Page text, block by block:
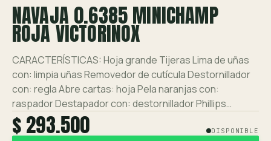
NAVAJA 0.6385 MINICHAMP
ROJA VICTORINOX
CARACTERÍSTICAS: Hoja grande Tijeras Lima de uñas
con: limpia uñas Removedor de cutícula Destornillador
con: regla Abre cartas: hoja Pela naranjas con:
raspador Destapador con: destornillador Phillips…
$ 293.500 DISPONIBLE